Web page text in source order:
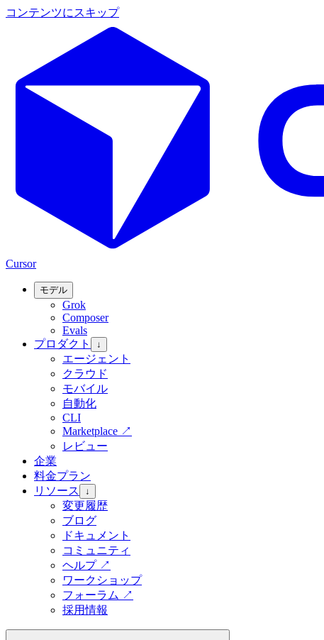
コンテンツにスキップ
Cursor
モデル
Grok
Composer
Evals
プロダクト
↓
エージェント
クラウド
モバイル
自動化
CLI
Marketplace ↗
レビュー
企業
料金プラン
リソース
↓
変更履歴
ブログ
ドキュメント
コミュニティ
ヘルプ↗
ワークショップ
フォーラム ↗
採用情報